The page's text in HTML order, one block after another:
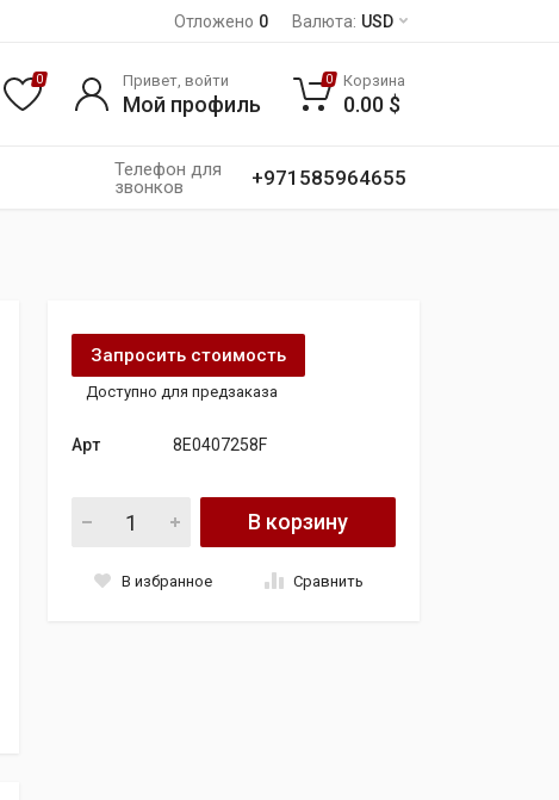
Отложено 0 Валюта: USD
Телефон для
звонков
+971585964655
0 Привет, войти
Мой профиль
0 Корзина
0.00 $
Запросить стоимость
Доступно для предзаказа
Арт 8E0407258F
Поворотный Кулак для Audi quantity
В корзину
В избранное Сравнить